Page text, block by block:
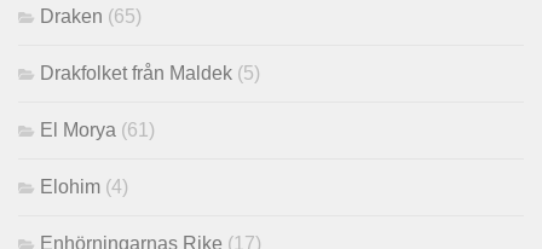
Draken (65)
Drakfolket från Maldek (5)
El Morya (61)
Elohim (4)
Enhörningarnas Rike (17)